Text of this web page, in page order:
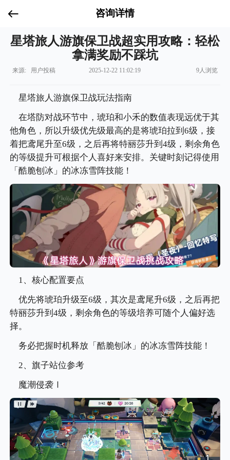
咨询详情
星塔旅人游旗保卫战超实用攻略：轻松
拿满奖励不踩坑
来源: 用户投稿 2025-12-22 11:02:19 9人浏览
星塔旅人游旗保卫战玩法指南
在塔防对战环节中，琥珀和小禾的数值表现远优于其
他角色，所以升级优先级最高的是将琥珀拉到6级，接
着把鸢尾升至6级，之后再将特丽莎升到4级，剩余角色
的等级提升可根据个人喜好来安排。关键时刻记得使用
「酷脆刨冰」的冰冻雪阵技能！
1、核心配置要点
优先将琥珀升级至6级，其次是鸢尾升6级，之后再把
特丽莎升到4级，剩余角色的等级培养可随个人偏好选
择。
务必把握时机释放「酷脆刨冰」的冰冻雪阵技能！
2、旗子站位参考
魔潮侵袭Ⅰ